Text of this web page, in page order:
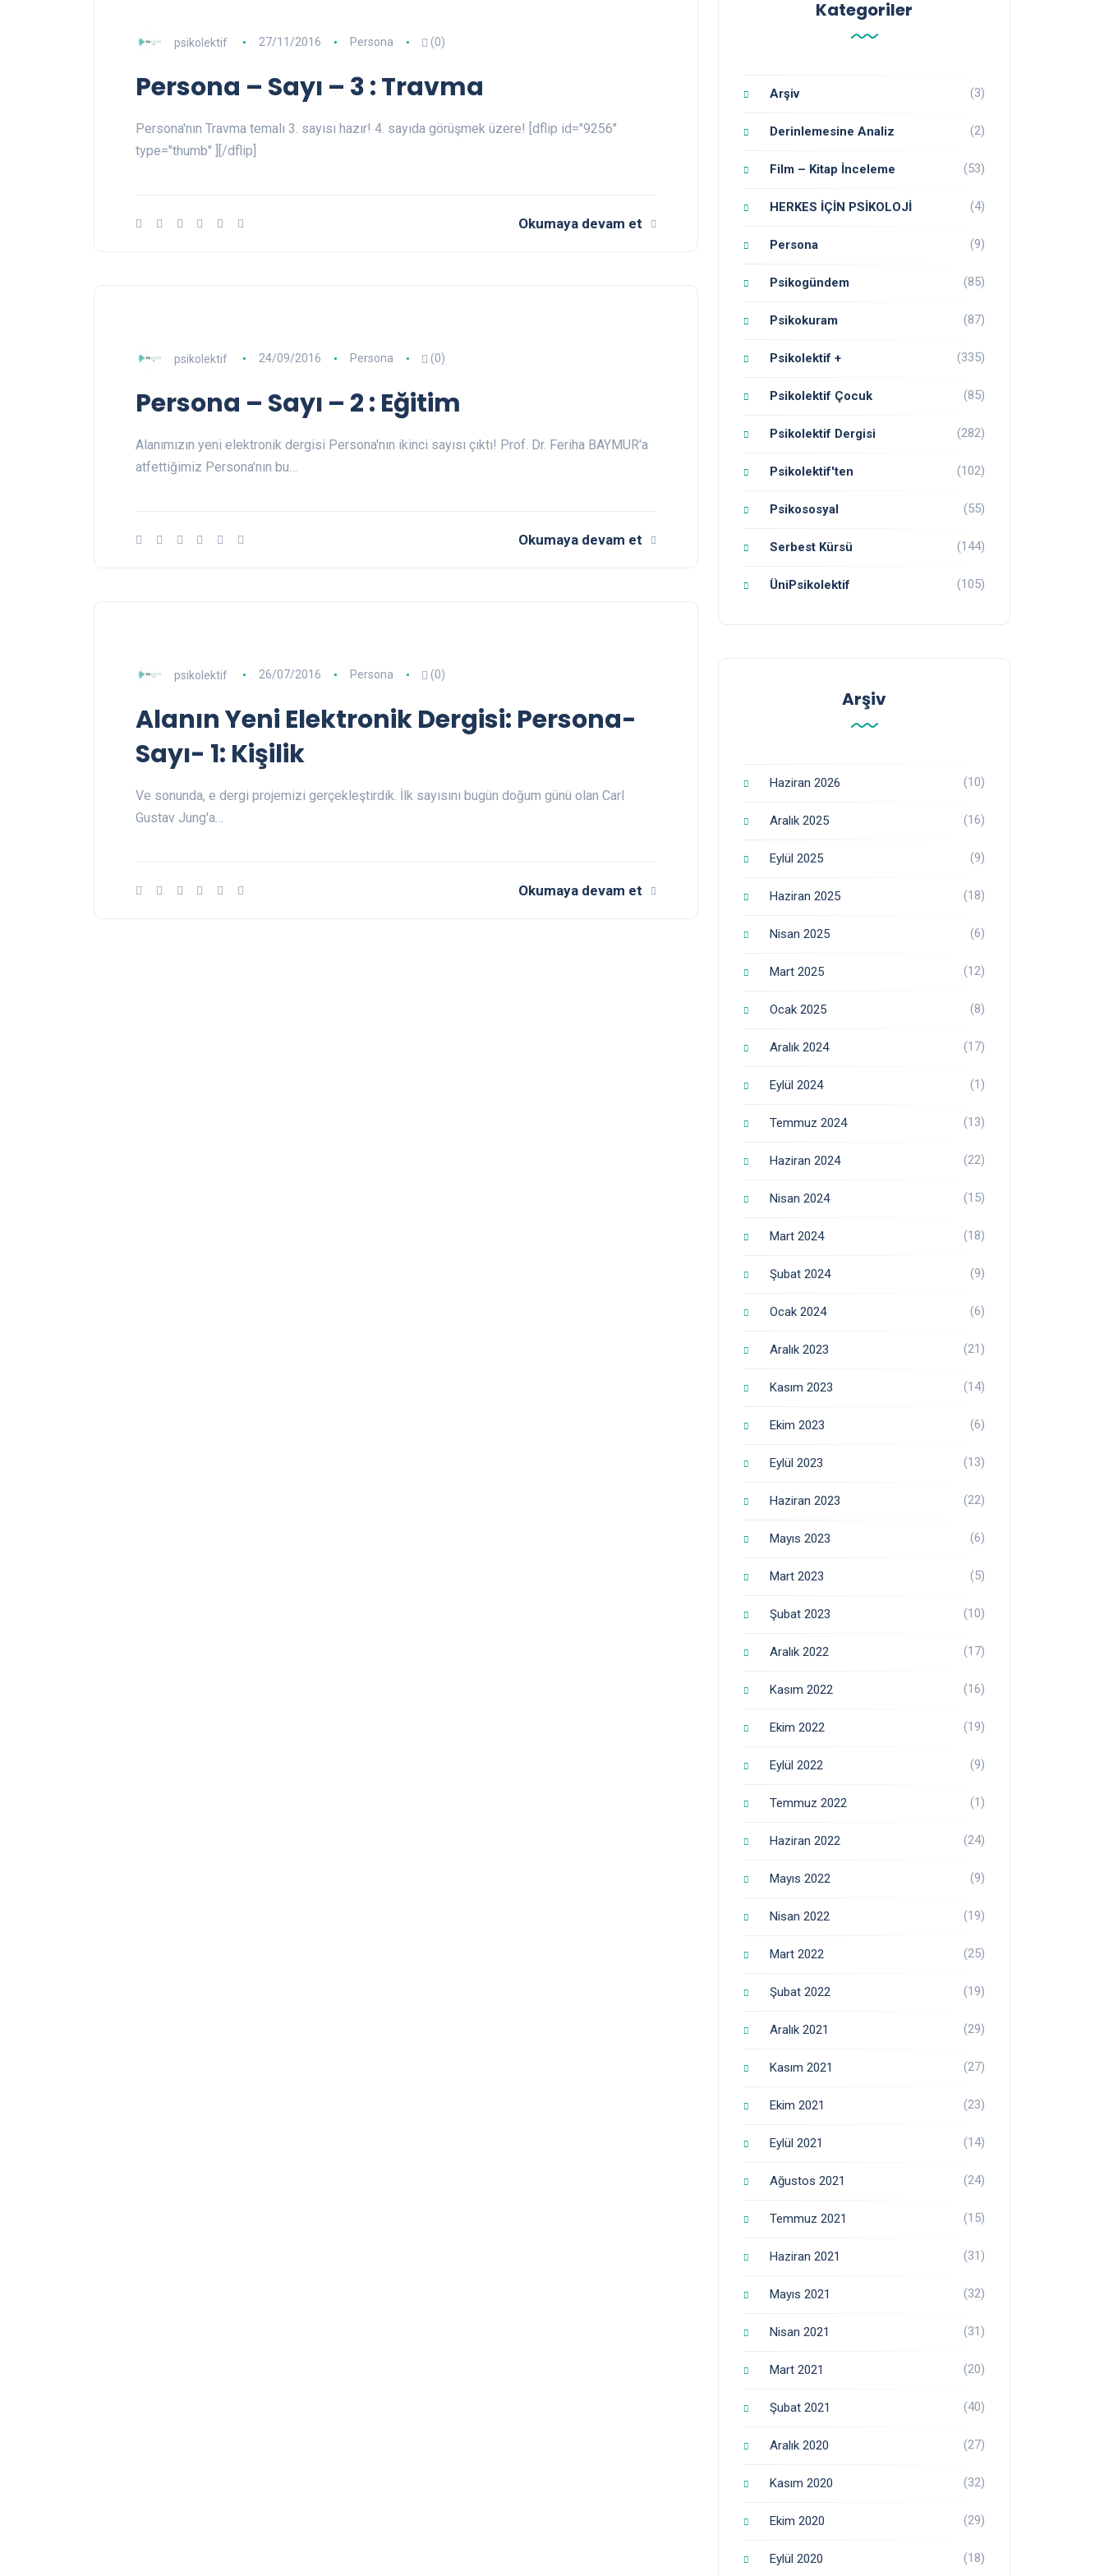
psikolektif 27/11/2016 Persona (0)
Persona – Sayı – 3 : Travma
Persona'nın Travma temalı 3. sayısı hazır! 4. sayıda görüşmek üzere! [dflip id="9256"
type="thumb" ][/dflip]
Okumaya devam et
psikolektif 24/09/2016 Persona (0)
Persona – Sayı – 2 : Eğitim
Alanımızın yeni elektronik dergisi Persona'nın ikinci sayısı çıktı! Prof. Dr. Feriha BAYMUR'a
atfettiğimiz Persona'nın bu…
Okumaya devam et
psikolektif 26/07/2016 Persona (0)
Alanın Yeni Elektronik Dergisi: Persona-
Sayı- 1: Kişilik
Ve sonunda, e dergi projemizi gerçekleştirdik. İlk sayısını bugün doğum günü olan Carl
Gustav Jung'a…
Okumaya devam et
Kategoriler
Arşiv (3)
Derinlemesine Analiz (2)
Film – Kitap İnceleme (53)
HERKES İÇİN PSİKOLOJİ (4)
Persona (9)
Psikogündem (85)
Psikokuram (87)
Psikolektif + (335)
Psikolektif Çocuk (85)
Psikolektif Dergisi (282)
Psikolektif'ten (102)
Psikososyal (55)
Serbest Kürsü (144)
ÜniPsikolektif (105)
Arşiv
Haziran 2026 (10)
Aralık 2025 (16)
Eylül 2025 (9)
Haziran 2025 (18)
Nisan 2025 (6)
Mart 2025 (12)
Ocak 2025 (8)
Aralık 2024 (17)
Eylül 2024 (1)
Temmuz 2024 (13)
Haziran 2024 (22)
Nisan 2024 (15)
Mart 2024 (18)
Şubat 2024 (9)
Ocak 2024 (6)
Aralık 2023 (21)
Kasım 2023 (14)
Ekim 2023 (6)
Eylül 2023 (13)
Haziran 2023 (22)
Mayıs 2023 (6)
Mart 2023 (5)
Şubat 2023 (10)
Aralık 2022 (17)
Kasım 2022 (16)
Ekim 2022 (19)
Eylül 2022 (9)
Temmuz 2022 (1)
Haziran 2022 (24)
Mayıs 2022 (9)
Nisan 2022 (19)
Mart 2022 (25)
Şubat 2022 (19)
Aralık 2021 (29)
Kasım 2021 (27)
Ekim 2021 (23)
Eylül 2021 (14)
Ağustos 2021 (24)
Temmuz 2021 (15)
Haziran 2021 (31)
Mayıs 2021 (32)
Nisan 2021 (31)
Mart 2021 (20)
Şubat 2021 (40)
Aralık 2020 (27)
Kasım 2020 (32)
Ekim 2020 (29)
Eylül 2020 (18)